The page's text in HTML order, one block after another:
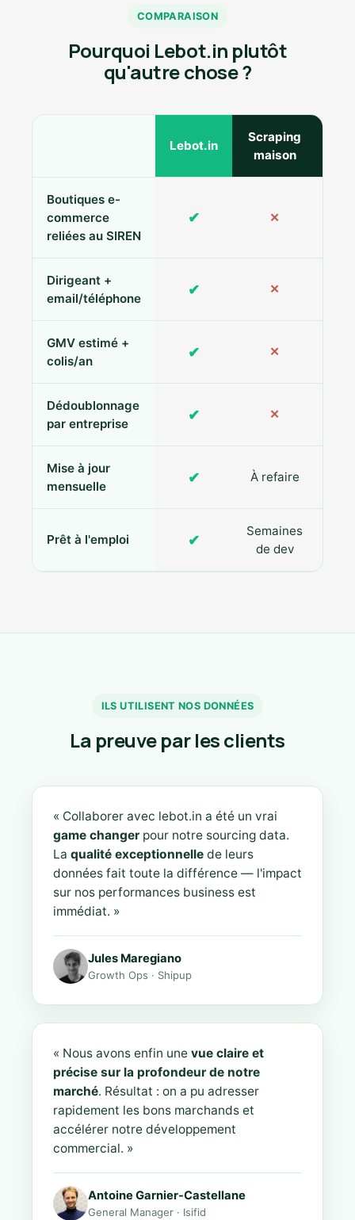
COMPARAISON
Pourquoi Lebot.in plutôt
qu'autre chose ?
Lebot.in
Scraping
maison
Boutiques e-
commerce
reliées au SIREN
✔ ✕
Dirigeant +
email/téléphone
✔ ✕
GMV estimé +
colis/an
✔ ✕
Dédoublonnage
par entreprise
✔ ✕
Mise à jour
mensuelle
✔ À refaire
Prêt à l'emploi ✔
Semaines
de dev
ILS UTILISENT NOS DONNÉES
La preuve par les clients
« Collaborer avec lebot.in a été un vrai
game changer pour notre sourcing data.
La qualité exceptionnelle de leurs
données fait toute la différence — l'impact
sur nos performances business est
immédiat. »
Jules Maregiano
Growth Ops · Shipup
« Nous avons enfin une vue claire et
précise sur la profondeur de notre
marché. Résultat : on a pu adresser
rapidement les bons marchands et
accélérer notre développement
commercial. »
Antoine Garnier-Castellane
General Manager · Isifid